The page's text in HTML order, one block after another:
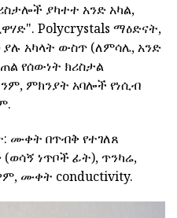
ያካተተ አንድ አካል,
Polycrystals ማዕድናት,
አካላት ውስጥ (ለምሳሌ, አንድ
የሰውነት ክሪስታል
ምክንያት አባሎች የነሲብ
ሙቀት በጥብቅ የተገለጸ
ነጥቦች ፊት), ጥንካሬ,
ሙቀት conductivity.